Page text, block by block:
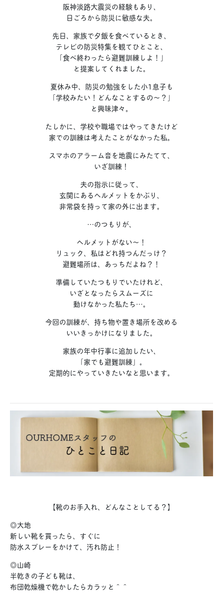
阪神淡路大震災の経験もあり、
日ごろから防災に敏感な夫。
先日、家族で夕飯を食べているとき、
テレビの防災特集を観てひとこと、
「食べ終わったら避難訓練しよ！」
と提案してくれました。
夏休み中、防災の勉強をした小1息子も
「学校みたい！どんなことするの〜？」
と興味津々。
たしかに、学校や職場ではやってきたけど
家での訓練は考えたことがなかった私。
スマホのアラーム音を地震にみたてて、
いざ訓練！
夫の指示に従って、
玄関にあるヘルメットをかぶり、
非常袋を持って家の外に出ます。
…のつもりが、
ヘルメットがない〜！
リュック、私はどれ持つんだっけ？
避難場所は、あっちだよね？！
準備していたつもりでいたけれど、
いざとなったらスムーズに
動けなかった私たち…。
今回の訓練が、持ち物や置き場所を改める
いいきっかけになりました。
家族の年中行事に追加したい、
「家でも避難訓練」。
定期的にやっていきたいなと思います。
【靴のお手入れ、どんなことしてる？】
◎大地
新しい靴を買ったら、すぐに
防水スプレーをかけて、汚れ防止！
◎山崎
半乾きの子ども靴は、
布団乾燥機で乾かしたらカラッと＾＾